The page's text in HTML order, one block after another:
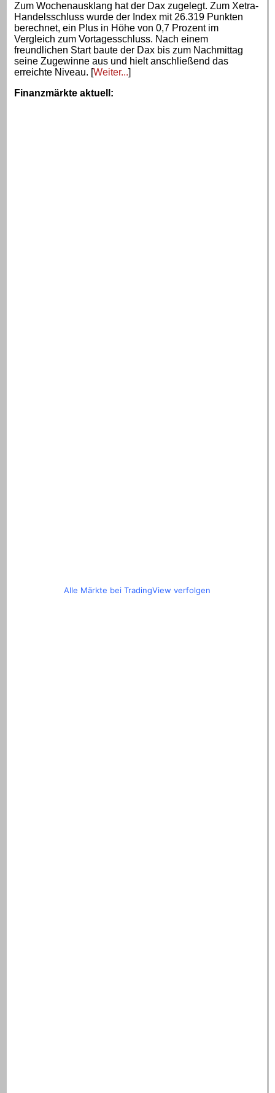
Zum Wochenausklang hat der Dax zugelegt. Zum Xetra-
Handelsschluss wurde der Index mit 26.319 Punkten
berechnet, ein Plus in Höhe von 0,7 Prozent im
Vergleich zum Vortagesschluss. Nach einem
freundlichen Start baute der Dax bis zum Nachmittag
seine Zugewinne aus und hielt anschließend das
erreichte Niveau. [Weiter...]
Finanzmärkte aktuell :
Alle Märkte bei TradingView verfolgen